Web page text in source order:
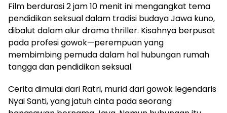
Film berdurasi 2 jam 10 menit ini mengangkat tema
pendidikan seksual dalam tradisi budaya Jawa kuno,
dibalut dalam alur drama thriller. Kisahnya berpusat
pada profesi gowok—perempuan yang
membimbing pemuda dalam hal hubungan rumah
tangga dan pendidikan seksual.
Cerita dimulai dari Ratri, murid dari gowok legendaris
Nyai Santi, yang jatuh cinta pada seorang